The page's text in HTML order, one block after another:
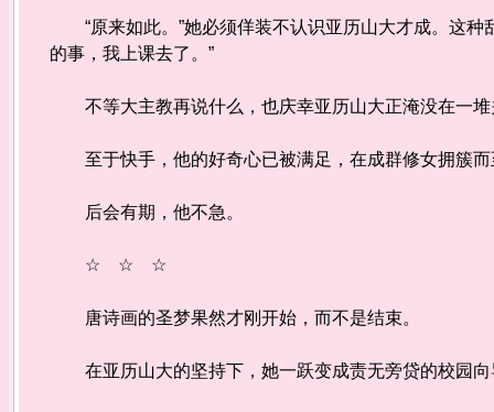
“原来如此。”她必须佯装不认识亚历山大才成。这种
的事，我上课去了。”
不等大主教再说什么，也庆幸亚历山大正淹没在一堆
至于快手，他的好奇心已被满足，在成群修女拥簇而
后会有期，他不急。
☆ ☆ ☆
唐诗画的圣梦果然才刚开始，而不是结束。
在亚历山大的坚持下，她一跃变成责无旁贷的校园向